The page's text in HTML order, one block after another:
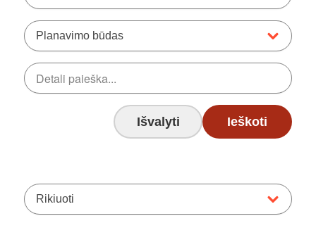
Planavimo būdas
Išvalyti Ieškoti
Rikiuoti